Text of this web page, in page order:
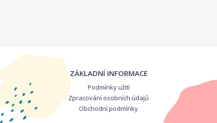
ZÁKLADNÍ INFORMACE
Podmínky užití
Zpracování osobních údajů
Obchodní podmínky